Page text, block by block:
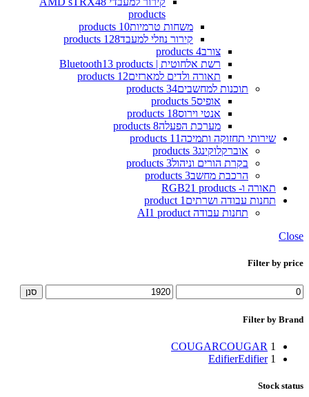
products
משחות טרמיות10 products
קירור נוזלי למעבד128 products
צורב4 products
רשת אלחוטית | Bluetooth 13 products
תאורה ולדים למארזים12 products
תוכנות למחשבים34 products
אופיס5 products
אנטי וירוס18 products
מערכת הפעלה8 products
שירותי תחזוקה ותמיכה11 products
אוברקלוקינג3 products
בקרת הורים וניהול3 products
הרכבת מחשב3 products
תאורה ו- RGB 21 products
תחנות עבודה ושרתים 1 product
תחנות עבודה AI 1 product
Close
Filter by price
מחיר
מינימלי
מחיר
מקסימלי
סנן
Filter by Brand
COUGARCOUGAR 1
EdifierEdifier 1
Stock status